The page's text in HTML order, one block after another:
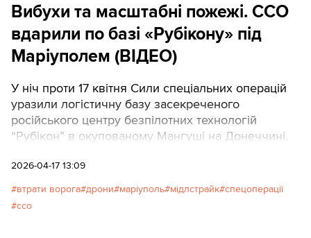
Вибухи та масштабні пожежі. ССО
вдарили по базі «Рубікону» під
Маріуполем (ВІДЕО)
У ніч проти 17 квітня Сили спеціальних операцій
уразили логістичну базу засекреченого
російського центру безпілотних технологій
“Рубікон” в окупованому Мангуші на Донеччині.
2026-04-17 13:09
втрати ворога дрони маріуполь мідлстрайк спецоперації
ссо